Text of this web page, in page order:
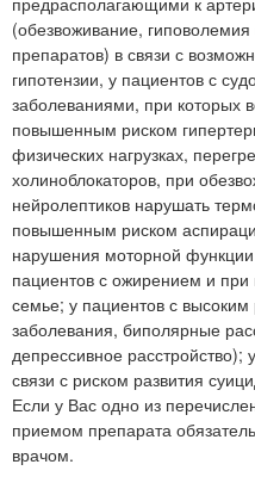
(обезвоживание,
препаратов) в связи с
гипотензии, у пациентов с
заболеваниями, при которых
повышенным риском
физических нагрузках,
холиноблокаторов, при
нейролептиков нарушать
повышенным риском
нарушения моторной
пациентов с ожирением и при
семье; у пациентов с
заболевания, биполярные
депрессивное расстройство);
связи с риском развития
Если у Вас одно из
приемом препарата
врачом.